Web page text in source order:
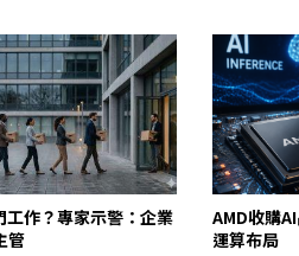
工作？專家示警：企業
管
AMD收購
運算布局